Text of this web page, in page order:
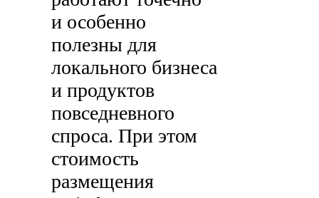
и особенно
полезны для
локального бизнеса
и продуктов
повседневного
спроса. При этом
стоимость
размещения